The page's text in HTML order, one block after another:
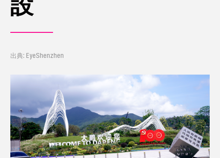
出典: EyeShenzhen